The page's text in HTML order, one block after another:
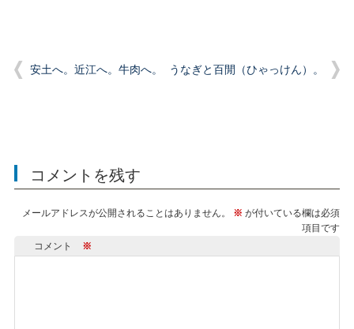
安土へ。近江へ。牛肉へ。 うなぎと百閒（ひゃっけん）。
コメントを残す
メールアドレスが公開されることはありません。 ※ が付いている欄は必須
項目です
コメント ※